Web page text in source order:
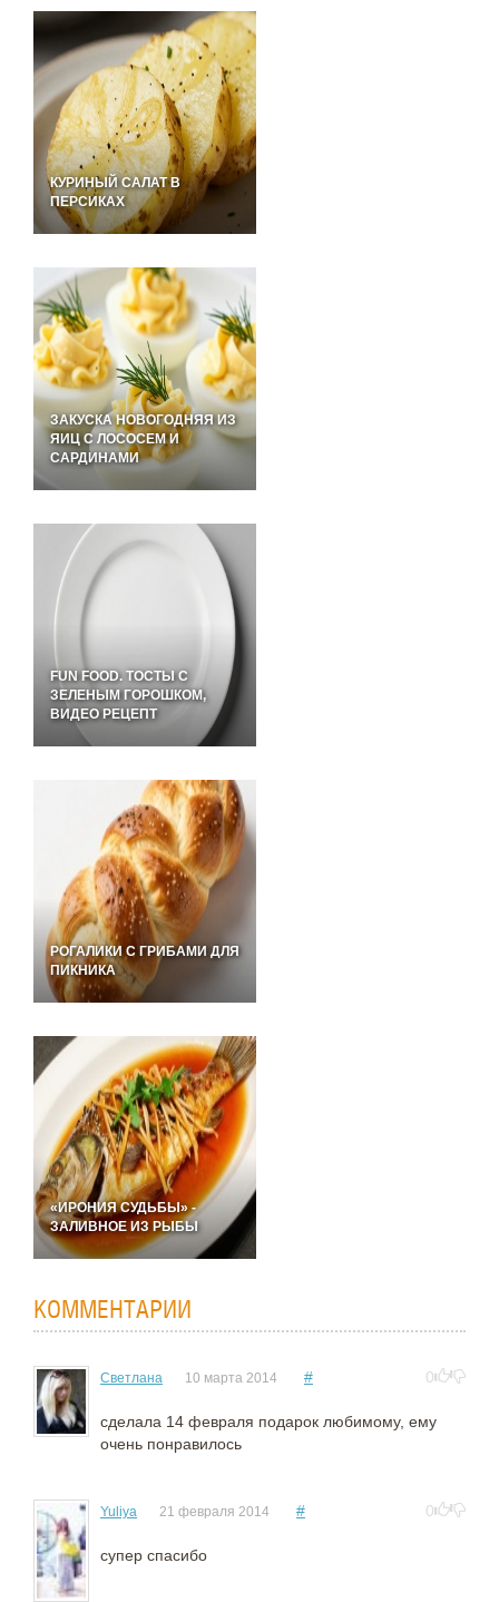
КУРИНЫЙ САЛАТ В
ПЕРСИКАХ
ЗАКУСКА НОВОГОДНЯЯ ИЗ
ЯИЦ С ЛОСОСЕМ И
САРДИНАМИ
FUN FOOD. ТОСТЫ С
ЗЕЛЕНЫМ ГОРОШКОМ,
ВИДЕО РЕЦЕПТ
РОГАЛИКИ С ГРИБАМИ ДЛЯ
ПИКНИКА
«ИРОНИЯ СУДЬБЫ» -
ЗАЛИВНОЕ ИЗ РЫБЫ
КОММЕНТАРИИ
Светлана 10 марта 2014 # 0
сделала 14 февраля подарок любимому, ему
очень понравилось
Yuliya 21 февраля 2014 # 0
супер спасибо